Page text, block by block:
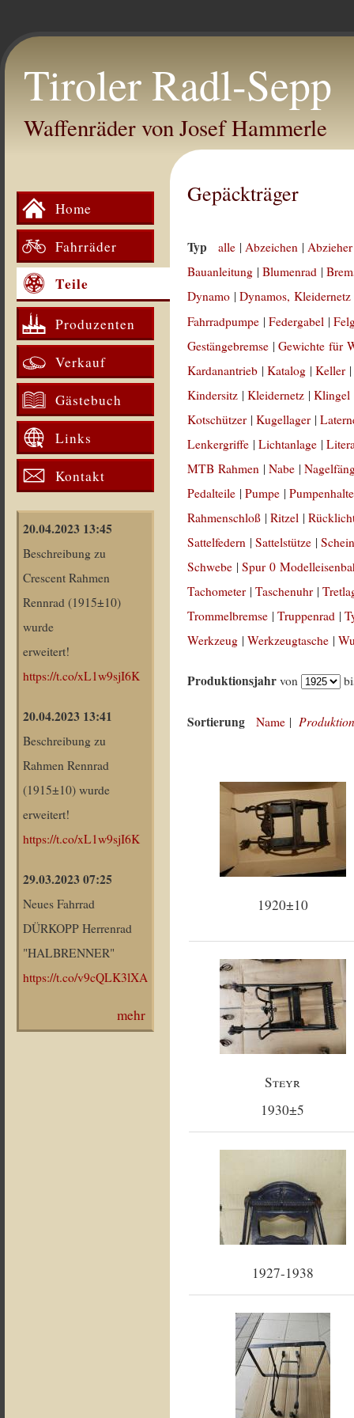
Tiroler Radl-Sepp
Waffenräder von Josef Hammerle
Home
Fahrräder
Teile
Produzenten
Verkauf
Gästebuch
Links
Kontakt
20.04.2023 13:45
Beschreibung zu
Crescent Rahmen
Rennrad (1915±10)
wurde
erweitert!
https://t.co/xL1w9sjI6K
20.04.2023 13:41
Beschreibung zu
Rahmen Rennrad
(1915±10) wurde
erweitert!
https://t.co/xL1w9sjI6K
29.03.2023 07:25
Neues Fahrrad
DÜRKOPP Herrenrad
"HALBRENNER"
https://t.co/v9cQLK3lXA
mehr
Gepäckträger
Typ alle |Abzeichen |
Bauanleitung |Blumenrad |
Dynamo |Dynamos, Kleidernetz
Fahrradpumpe |Federgabel |
Gestängebremse |Gewichte für
Kardanantrieb |Katalog |Keller
Kindersitz |Kleidernetz |Klingel
Kotschützer |Kugellager |
Lenkergriffe |Lichtanlage |
MTB Rahmen |Nabe |
Pedalteile |Pumpe |
Rahmenschloß |Ritzel |
Sattelfedern |Sattelstütze |
Schwebe |Spur 0
Tachometer |Taschenuhr |
Trommelbremse |Truppenrad |
Werkzeug |Werkzeugtasche |
Produktionsjahr von
Sortierung Name |
1920±10
Steyr
1930±5
1927-1938